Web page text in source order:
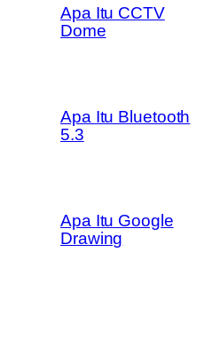
Apa Itu CCTV
Dome
Apa Itu Bluetooth
5.3
Apa Itu Google
Drawing